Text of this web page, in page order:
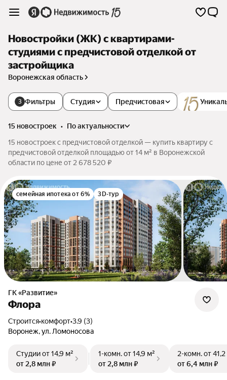
Новостройки (ЖК) с квартирами-
студиями с предчистовой отделкой от
застройщика
Воронежская область
3 Фильтры Студия Предчистовая
15 новостроек •
по актуальности
15 новостроек с предчистовой отделкой — купить квартиру с
предчистовой отделкой площадью от 14 м² в Воронежской
области по цене от 2 678 520 ₽
семейная ипотека от 6% 3D-тур
ГК «Развитие»
Флора
Строится•комфорт•3.9 (3)
Воронеж, ул. Ломоносова
Студииот 14,9 м²
от 2,8 млн ₽
1-комн.от 14,9 м²
от 2,8 млн ₽
2-комн.от
от 6,4 млн ₽